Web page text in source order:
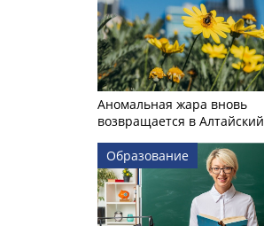
Аномальная жара вновь
возвращается в
Образование